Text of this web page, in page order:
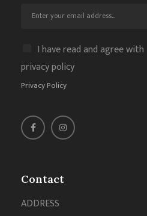
Contact
ADDRESS
I have read and agree with
privacy policy
Privacy Policy